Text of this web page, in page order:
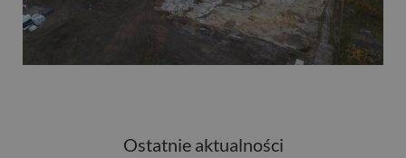
Ostatnie aktualności